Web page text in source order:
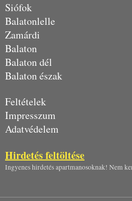
Siófok
Balatonlelle
Zamárdi
Balaton
Balaton dél
Balaton észak
Feltételek
Impresszum
Adatvédelem
Hirdetés feltöltése
Ingyenes hirdetés apartmanosoknak! Nem